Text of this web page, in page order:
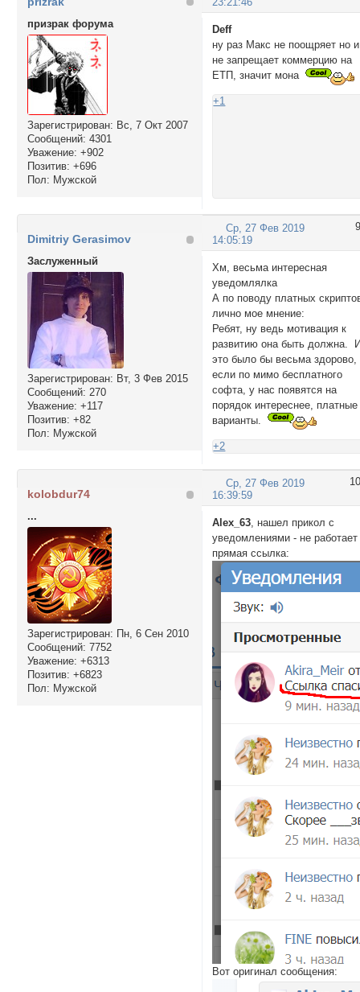
призрак форума
Зарегистрирован: Вс, 7 Окт 2007
Сообщений: 4301
Уважение: +902
Позитив: +696
Пол: Мужской
Deff
ну раз Макс не поощряет но и
не запрещает коммерцию на
ЕТП, значит мона
+1
9
Ср, 27 Фев 2019
14:05:19
Dimitriy Gerasimov
Заслуженный
Зарегистрирован: Вт, 3 Фев 2015
Сообщений: 270
Уважение: +117
Позитив: +82
Пол: Мужской
Хм, весьма интересная
уведомлялка
А по поводу платных
лично мое мнение:
Ребят, ну ведь мотивация к
развитию она быть должна.
это было бы весьма здорово,
если по мимо бесплатного
софта, у нас появятся на
порядок интереснее, платные
варианты.
+2
10
Ср, 27 Фев 2019
16:39:59
kolobdur74
...
Зарегистрирован: Пн, 6 Сен 2010
Сообщений: 7752
Уважение: +6313
Позитив: +6823
Пол: Мужской
Alex_63 , нашел прикол с
уведомлениями - не работает
прямая ссылка:
Вот оригинал сообщения: